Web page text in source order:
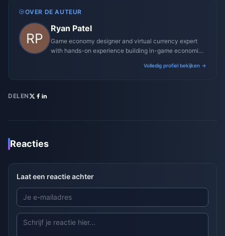
OVER DE AUTEUR
Ryan Patel
Game economy designer and virtual currency expert
with hands-on experience building in-game economies
Volledig profiel bekijken →
DELEN
Reacties
Laat een reactie achter